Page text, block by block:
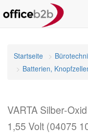
Startseite
Batterien,
VARTA Silber-
1,55 Volt (04075